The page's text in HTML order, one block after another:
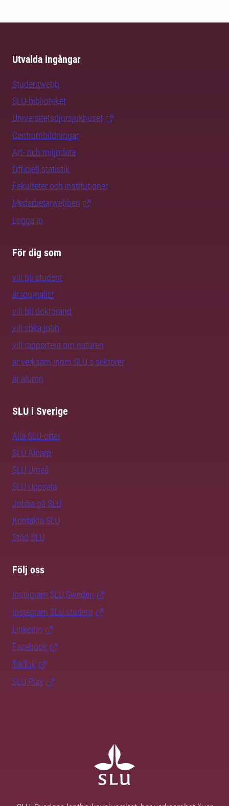
Utvalda ingångar
Studentwebb
SLU-biblioteket
Universitetsdjursjukhuset
Centrumbildningar
Art- och miljödata
Officiell statistik
Fakulteter och institutioner
Medarbetarwebben
Logga in
För dig som
vill bli student
är journalist
vill bli doktorand
vill söka jobb
vill rapportera om naturen
är verksam inom SLU:s sektorer
är alumn
SLU i Sverige
Alla SLU-orter
SLU Alnarp
SLU Umeå
SLU Uppsala
Jobba på SLU
Kontakta SLU
Stöd SLU
Följ oss
Instagram SLU.Sweden
Instagram SLU.student
LinkedIn
Facebook
TikTok
SLU Play